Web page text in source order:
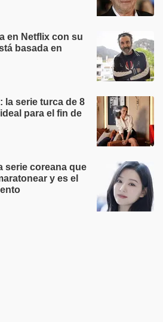
en Netflix con su
basada en
la serie turca de 8
para el fin de
serie coreana que
y es el